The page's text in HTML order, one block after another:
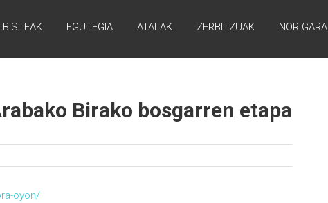
EGUTEGIA ATALAK ZERBITZUAK NOR GARA
Birako bosgarren etapa
oyon/